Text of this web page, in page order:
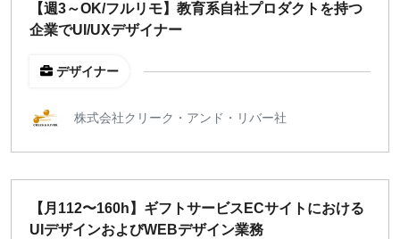
特徴
直接契約
新規事業
稼働時間
【週3～OK/フルリモ】教育系自社プロダクトを持つ
企業でUI/UXデザイナー
デザイナー
株式会社クリーク・アンド・リバー社
【月112〜160h】ギフトサービスECサイトにおける
UIデザインおよびWEBデザイン業務